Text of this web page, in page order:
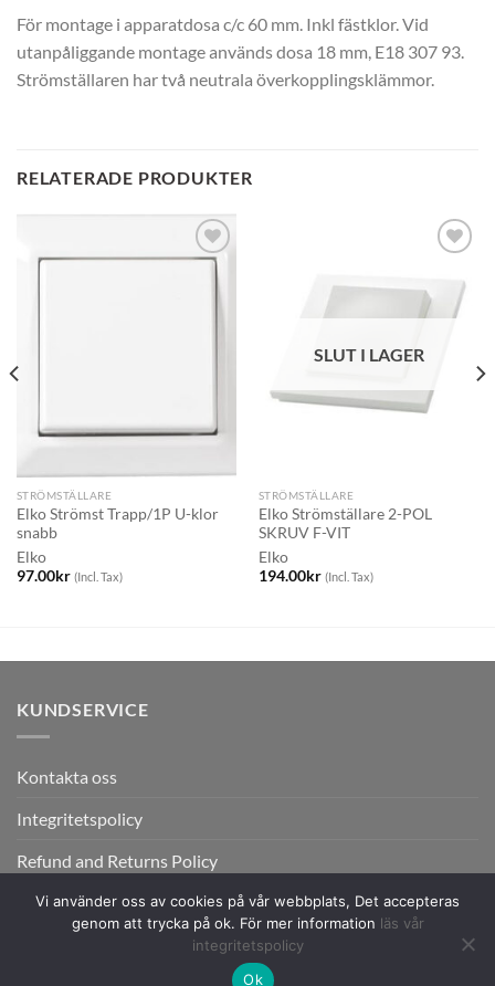
För montage i apparatdosa c/c 60 mm. Inkl fästklor. Vid
utanpåliggande montage används dosa 18 mm, E18 307 93.
Strömställaren har två neutrala överkopplingsklämmor.
RELATERADE PRODUKTER
STRÖMSTÄLLARE
Elko Strömst Trapp/1P U-klor
snabb
Elko
97.00kr (Incl. Tax)
SLUT I LAGER
STRÖMSTÄLLARE
Elko Strömställare 2-POL
SKRUV F-VIT
Elko
194.00kr (Incl. Tax)
KUNDSERVICE
Kontakta oss
Integritetspolicy
Refund and Returns Policy
Vi använder oss av cookies på vår webbplats, Det accepteras
genom att trycka på ok. För mer information läs vår
integritetspolicy
Ok